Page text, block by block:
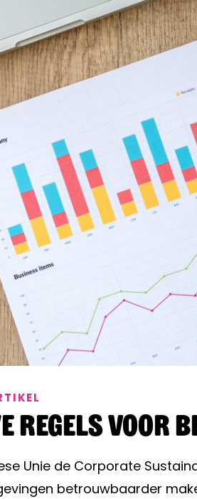
Doe Mee
Over Ons
regels voor
Unie de Corporate
betrouwbaarder